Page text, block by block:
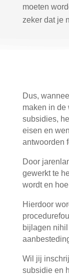
moeten
zeker dat je
Dus,
maken in de
subsidies,
eisen en
antwoorden
Door
gewerkt te
wordt en
Hierdoor
bijlagen
Wil jij
subsidie en